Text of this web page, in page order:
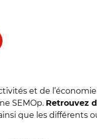
et de
SEMOp. Retrouvez
que les différents